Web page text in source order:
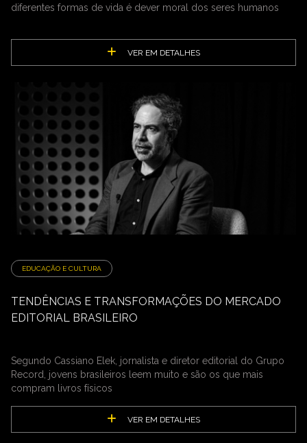
diferentes formas de vida é dever moral dos seres humanos
VER EM DETALHES
EDUCAÇÃO E CULTURA
TENDÊNCIAS E TRANSFORMAÇÕES DO MERCADO
EDITORIAL BRASILEIRO
Segundo Cassiano Elek, jornalista e diretor editorial do Grupo
Record, jovens brasileiros leem muito e são os que mais
compram livros físicos
VER EM DETALHES